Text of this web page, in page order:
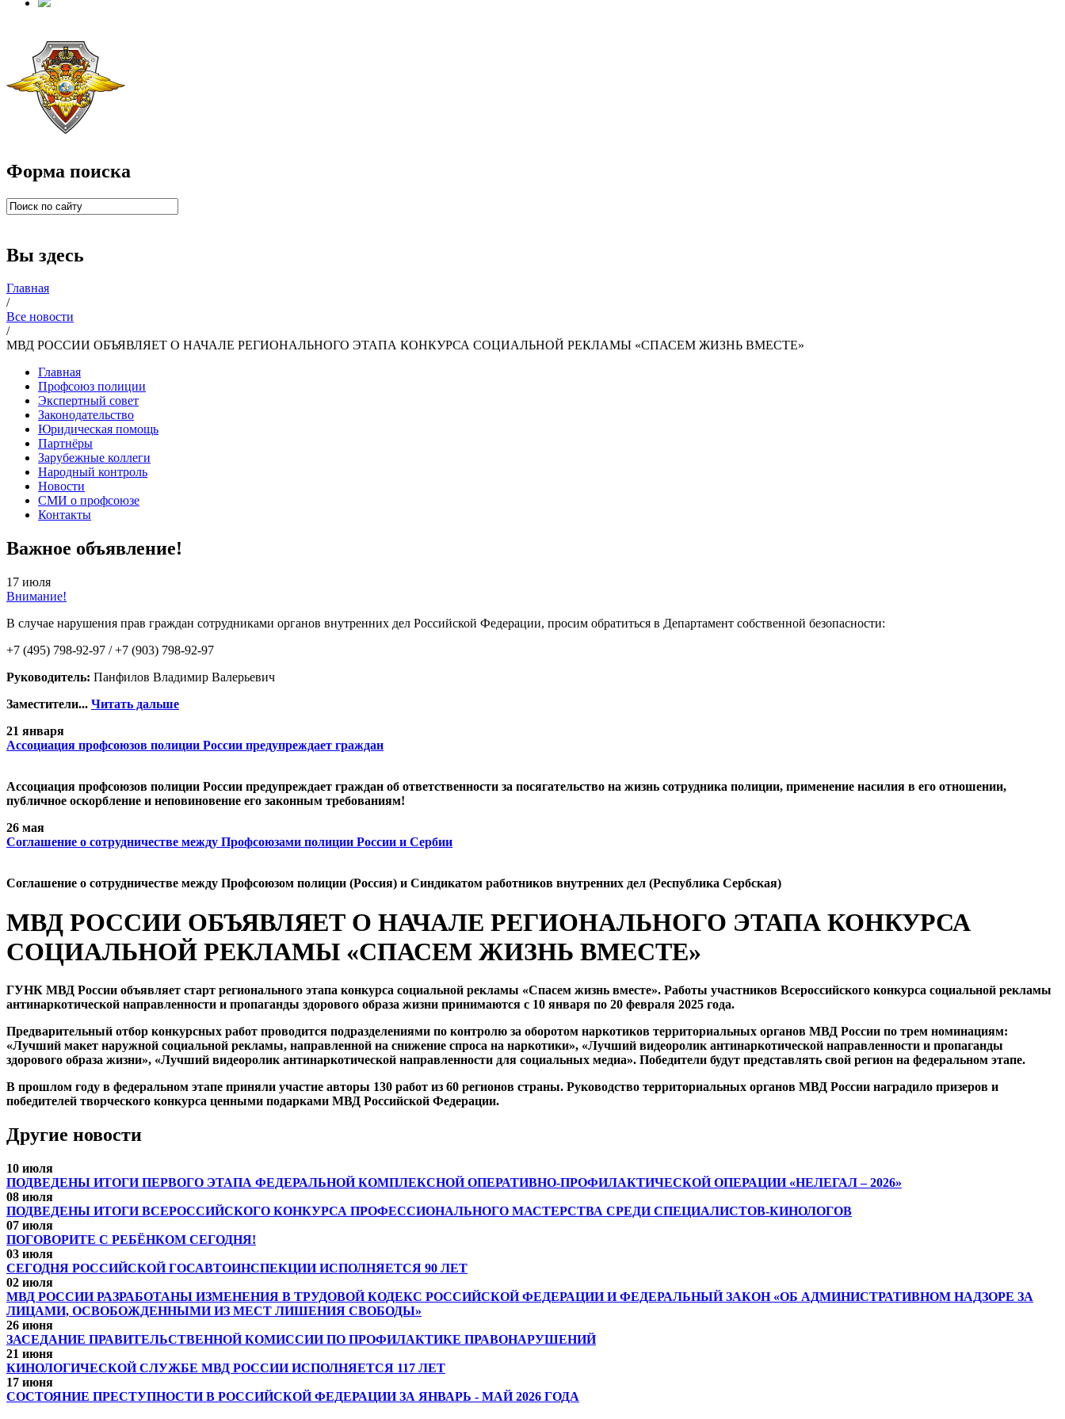
Форма поиска
Вы здесь
Главная
/
Все новости
/
МВД РОССИИ ОБЪЯВЛЯЕТ О НАЧАЛЕ РЕГИОНАЛЬНОГО ЭТАПА КОНКУРСА СОЦИАЛЬНОЙ РЕКЛАМЫ «СПАСЕМ ЖИЗНЬ ВМЕСТЕ»
Главная
Профсоюз полиции
Экспертный совет
Законодательство
Юридическая помощь
Партнёры
Зарубежные коллеги
Народный контроль
Новости
СМИ о профсоюзе
Контакты
Важное объявление!
17 июля
Внимание!
В случае нарушения прав граждан сотрудниками органов внутренних дел Российской Федерации, просим обратиться в Департамент собственной безопасности:
+7 (495) 798-92-97 / +7 (903) 798-92-97
Руководитель: Панфилов Владимир Валерьевич
Заместители... Читать дальше
21 января
Ассоциация профсоюзов полиции России предупреждает граждан
Ассоциация профсоюзов полиции России предупреждает граждан об ответственности за посягательство на жизнь сотрудника полиции, применение насилия в его отношении,
публичное оскорбление и неповиновение его законным требованиям!
26 мая
Cоглашение о сотрудничестве между Профсоюзами полиции России и Сербии
Cоглашение о сотрудничестве между Профсоюзом полиции (Россия) и Синдикатом работников внутренних дел (Республика Сербская)
МВД РОССИИ ОБЪЯВЛЯЕТ О НАЧАЛЕ РЕГИОНАЛЬНОГО ЭТАПА КОНКУРСА
СОЦИАЛЬНОЙ РЕКЛАМЫ «СПАСЕМ ЖИЗНЬ ВМЕСТЕ»
ГУНК МВД России объявляет старт регионального этапа конкурса социальной рекламы «Спасем жизнь вместе». Работы участников Всероссийского конкурса социальной рекламы
антинаркотической направленности и пропаганды здорового образа жизни принимаются с 10 января по 20 февраля 2025 года.
Предварительный отбор конкурсных работ проводится подразделениями по контролю за оборотом наркотиков территориальных органов МВД России по трем номинациям:
«Лучший макет наружной социальной рекламы, направленной на снижение спроса на наркотики», «Лучший видеоролик антинаркотической направленности и пропаганды
здорового образа жизни», «Лучший видеоролик антинаркотической направленности для социальных медиа». Победители будут представлять свой регион на федеральном этапе.
В прошлом году в федеральном этапе приняли участие авторы 130 работ из 60 регионов страны. Руководство территориальных органов МВД России наградило призеров и
победителей творческого конкурса ценными подарками МВД Российской Федерации.
Другие новости
10 июля
ПОДВЕДЕНЫ ИТОГИ ПЕРВОГО ЭТАПА ФЕДЕРАЛЬНОЙ КОМПЛЕКСНОЙ ОПЕРАТИВНО-ПРОФИЛАКТИЧЕСКОЙ ОПЕРАЦИИ «НЕЛЕГАЛ – 2026»
08 июля
ПОДВЕДЕНЫ ИТОГИ ВСЕРОССИЙСКОГО КОНКУРСА ПРОФЕССИОНАЛЬНОГО МАСТЕРСТВА СРЕДИ СПЕЦИАЛИСТОВ-КИНОЛОГОВ
07 июля
ПОГОВОРИТЕ С РЕБЁНКОМ СЕГОДНЯ!
03 июля
СЕГОДНЯ РОССИЙСКОЙ ГОСАВТОИНСПЕКЦИИ ИСПОЛНЯЕТСЯ 90 ЛЕТ
02 июля
МВД РОССИИ РАЗРАБОТАНЫ ИЗМЕНЕНИЯ В ТРУДОВОЙ КОДЕКС РОССИЙСКОЙ ФЕДЕРАЦИИ И ФЕДЕРАЛЬНЫЙ ЗАКОН «ОБ АДМИНИСТРАТИВНОМ НАДЗОРЕ ЗА
ЛИЦАМИ, ОСВОБОЖДЕННЫМИ ИЗ МЕСТ ЛИШЕНИЯ СВОБОДЫ»
26 июня
ЗАСЕДАНИЕ ПРАВИТЕЛЬСТВЕННОЙ КОМИССИИ ПО ПРОФИЛАКТИКЕ ПРАВОНАРУШЕНИЙ
21 июня
КИНОЛОГИЧЕСКОЙ СЛУЖБЕ МВД РОССИИ ИСПОЛНЯЕТСЯ 117 ЛЕТ
17 июня
СОСТОЯНИЕ ПРЕСТУПНОСТИ В РОССИЙСКОЙ ФЕДЕРАЦИИ ЗА ЯНВАРЬ - МАЙ 2026 ГОДА